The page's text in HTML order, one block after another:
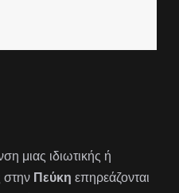
μιας ιδιωτικής ή
στην Πεύκη επηρεάζονται